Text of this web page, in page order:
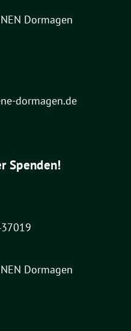
Dormagen
dormagen.de
Spenden!
Dormagen